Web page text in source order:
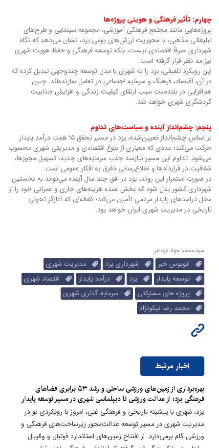
چهارم: تأثیر فرهنگی و هویتی پروژه‌ها
پروژه‌هایی مانند مجتمع فرهنگی آموزشی، مجموعه سینمایی و طرح‌های
تبلیغاتی مذهبی، با محوریت ارزش‌های بومی یزد، نشان می‌دهد که نگاه
شهرداری صرفاً اقتصادی نیست، بلکه توسعه فرهنگی و حفظ هویت شهری
نیز مد نظر قرار گرفته است.
این رویکرد تلفیقی، یزد را به شهری با مدل توسعه چندوجهی تبدیل کرده که
در آن، اقتصاد، فرهنگ و سرمایه اجتماعی در تعامل سازنده‌اند. چنین
هم‌افزایی در بلندمدت سبب ارتقای کیفیت زندگی و افزایش جذابیت
گردشگری شهری خواهد شد.
پنجم: چشم‌انداز آینده و سیاست‌های تداوم
بر اساس چشم‌انداز تعیین‌شده، یزد در مسیر تحقق ۱۵ همت درآمد پایدار
حرکت می‌کند؛ عددی که معیاری از بلوغ اقتصادی و مدیریتی شهری محسوب
می‌شود. تداوم این مسیر نیازمند جذب سرمایه‌های جدید، تسهیل مجوزها،
شفافیت در قراردادها و اطلاع‌رسانی دقیق به افکار عمومی است.
در صورت استمرار این روند، یزد در افق چند سال آینده می‌تواند به نخستین
شهرداری کشور بدل شود که بخش عمده هزینه‌های جاری و عمرانی خود را از
محل درآمدهای پایدار مردمی تأمین می‌کند؛ نقطه‌ای که آغازگر تحولی
تاریخی در مدیریت شهری ایران خواهد بود.
سید محمد جواد عرفانفر
اتوبوس خبر شهرداری یزد
مدیریت شهری
توسعه پایدار
یزد درآمد پایدار
اقتصاد شهری
پروژه های مشارکتی
سرمایه گذاری شهری
محمد رضا نیکونژاد
اخبار مرتبط
بهره‌برداری از زمین‌های ورزشی ساحلی و رشد ۵۳ برابری فضاهای
فرهنگی یزد؛ از عدالت ورزشی تا دیپلماسی شهری در مسیر توسعه پایدار
یزد، شهری با پیشینه تاریخی و فرهنگی غنی، امروز با رویکردی نو در
مدیریت شهری در مسیر توسعه عدالت‌محور زیرساخت‌های فرهنگی و
ورزشی گام برمی‌دارد. از افتتاح زمین‌های استاندارد فوتبال و والیبال